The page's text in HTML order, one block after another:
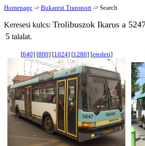
Homepage -> Bukarest Transport -> Search
Keresesi kulcs: Trolibuszok Ikarus a
5 talalat.
[640] [800] [1024] [1280] [eredeti]